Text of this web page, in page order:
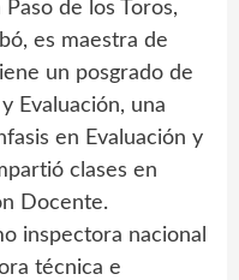
de los Toros,
es maestra de
un posgrado de
Evaluación, una
en Evaluación y
clases en
Docente.
inspectora nacional
técnica e